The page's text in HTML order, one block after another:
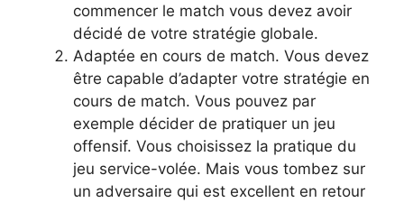
commencer le match vous devez avoir
décidé de votre stratégie globale.
Adaptée en cours de match. Vous devez
être capable d’adapter votre stratégie en
cours de match. Vous pouvez par
exemple décider de pratiquer un jeu
offensif. Vous choisissez la pratique du
jeu service-volée. Mais vous tombez sur
un adversaire qui est excellent en retour